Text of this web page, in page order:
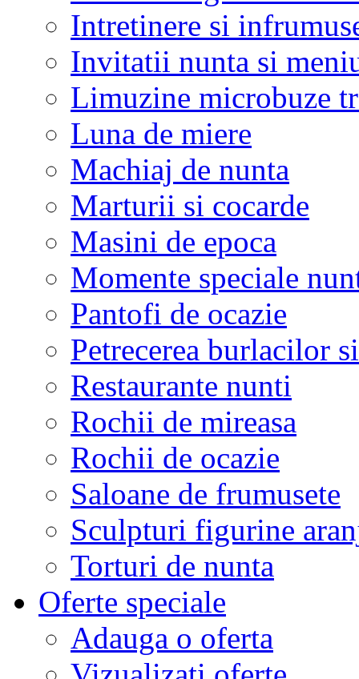
Intretinere si
Invitatii nunta si
Limuzine microbuze
Luna de miere
Machiaj de nunta
Marturii si cocarde
Masini de epoca
Momente speciale
Pantofi de ocazie
Petrecerea burlacilor
Restaurante nunti
Rochii de mireasa
Rochii de ocazie
Saloane de frumusete
Sculpturi figurine
Torturi de nunta
Oferte speciale
Adauga o oferta